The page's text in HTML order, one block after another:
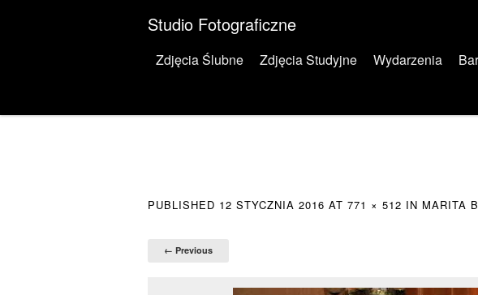
Studio Fotograficzne
Menu
Skip to content
Zdjęcia Ślubne Zdjęcia Studyjne Wydarzenia
PUBLISHED 12 STYCZNIA 2016 AT 771 × 512 IN MARITA
← Previous